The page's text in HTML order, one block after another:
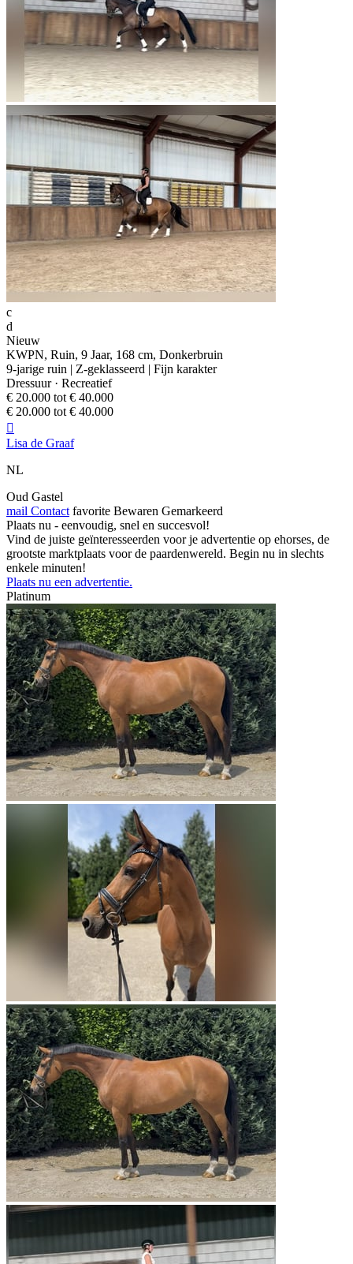
c
d
Nieuw
KWPN, Ruin, 9 Jaar, 168 cm, Donkerbruin
9-jarige ruin | Z-geklasseerd | Fijn karakter
Dressuur · Recreatief
€ 20.000 tot € 40.000
€ 20.000 tot € 40.000

Lisa de Graaf
NL
Oud Gastel
mail Contact favorite Bewaren Gemarkeerd
Plaats nu - eenvoudig, snel en succesvol!
Vind de juiste geïnteresseerden voor je advertentie op ehorses, de
grootste marktplaats voor de paardenwereld. Begin nu in slechts
enkele minuten!
Plaats nu een advertentie.
Platinum